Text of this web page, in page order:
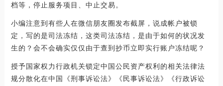
档等，停止服务项目、中止交易。
小编注意到有些人在微信朋友圈发布截屏，说成帐户被锁
定，写的是司法冻结，这类司法冻结，是由于如何的状况发
生的？会不会确实仅仅由于查到抄币立即实行账户冻结呢？
授予国家权力行政机关锁定中国公民资产权利的相关法律法
规分散化在中国《刑事诉讼法》《民事诉讼法》《行政诉讼